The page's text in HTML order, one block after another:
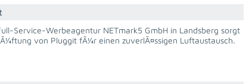
Service-Werbeagentur NETmark5 GmbH in Landsberg sorgt
von Pluggit fÃ¼r einen zuverlÃ¤ssigen Luftaustausch.